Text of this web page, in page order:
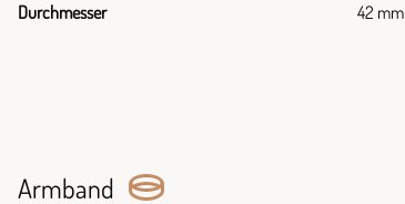
Durchmesser 42 mm
Armband